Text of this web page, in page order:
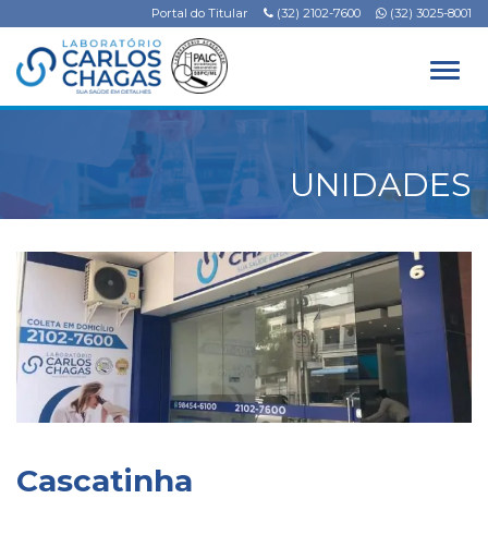
Portal do Titular (32) 2102-7600 (32) 3025-8001
UNIDADES
Cascatinha